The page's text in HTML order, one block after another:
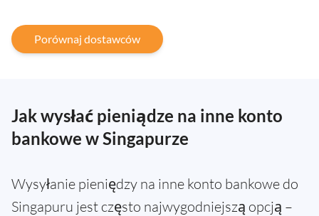
Porównaj dostawców
Jak wysłać pieniądze na inne konto
bankowe w Singapurze
Wysyłanie pieniędzy na inne konto bankowe do
Singapuru jest często najwygodniejszą opcją –